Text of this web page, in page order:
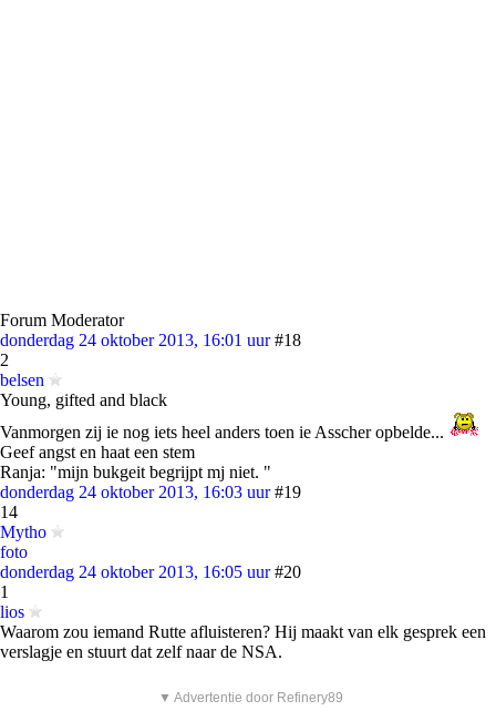
Forum Moderator
donderdag 24 oktober 2013, 16:01 uur #18
2
belsen
Young, gifted and black
Vanmorgen zij ie nog iets heel anders toen ie Asscher opbelde...
Geef angst en haat een stem
Ranja: "mijn bukgeit begrijpt mj niet. "
donderdag 24 oktober 2013, 16:03 uur #19
14
Mytho
foto
donderdag 24 oktober 2013, 16:05 uur #20
1
lios
Waarom zou iemand Rutte afluisteren? Hij maakt van elk gesprek een
verslagje en stuurt dat zelf naar de NSA.
▼ Advertentie door Refinery89